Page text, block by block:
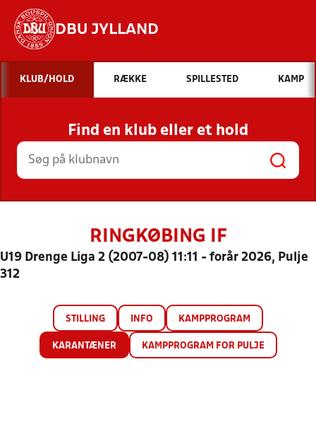
DBU JYLLAND
Hvad vil du søge efter?
INDHOLD OG NYHEDER
STILLINGER, RESULTATER, KLUBBER OG
HOLD
KLUB/HOLD RÆKKE SPILLESTED KAMP
Find en klub eller et hold
RINGKØBING IF
U19 Drenge Liga 2 (2007-08) 11:11 - forår 2026, Pulje
312
STILLING INFO KAMPPROGRAM
KARANTÆNER KAMPPROGRAM FOR PULJE